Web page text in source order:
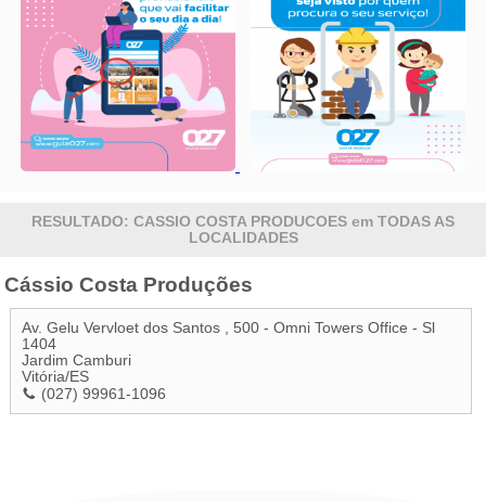
RESULTADO: CASSIO COSTA PRODUCOES em TODAS AS
LOCALIDADES
Cássio Costa Produções
Av. Gelu Vervloet dos Santos , 500 - Omni Towers Office - Sl
1404
Jardim Camburi
Vitória/ES
(027) 99961-1096